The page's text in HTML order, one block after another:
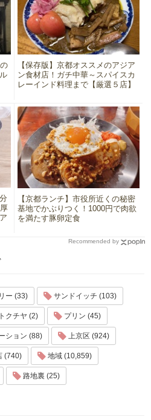
【保存版】京都オススメのアジア
ン食材店！ガチ中華～スパイスカ
レーインド料理まで【厳選５店】
【京都ランチ】市役所近くの秘密
基地でかぶりつく！1000円で肉欲
を満たす豚卵定食
Recommended by
ー (33) サンドイッチ (103)
クチヤ (2) プリン (45)
ション (88) 上京区 (924)
(740) 地域 (10,859)
路地裏 (25)